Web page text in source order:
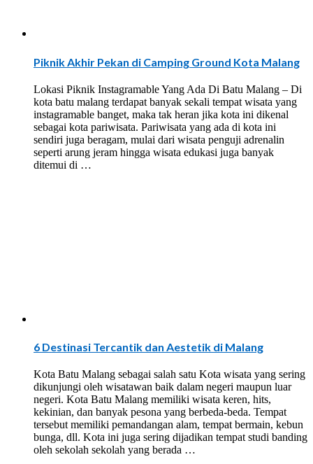
Piknik Akhir Pekan di Camping Ground Kota Malang
Lokasi Piknik Instagramable Yang Ada Di Batu Malang – Di
kota batu malang terdapat banyak sekali tempat wisata yang
instagramable banget, maka tak heran jika kota ini dikenal
sebagai kota pariwisata. Pariwisata yang ada di kota ini
sendiri juga beragam, mulai dari wisata penguji adrenalin
seperti arung jeram hingga wisata edukasi juga banyak
ditemui di …
6 Destinasi Tercantik dan Aestetik di Malang
Kota Batu Malang sebagai salah satu Kota wisata yang sering
dikunjungi oleh wisatawan baik dalam negeri maupun luar
negeri. Kota Batu Malang memiliki wisata keren, hits,
kekinian, dan banyak pesona yang berbeda-beda. Tempat
tersebut memiliki pemandangan alam, tempat bermain, kebun
bunga, dll. Kota ini juga sering dijadikan tempat studi banding
oleh sekolah sekolah yang berada …